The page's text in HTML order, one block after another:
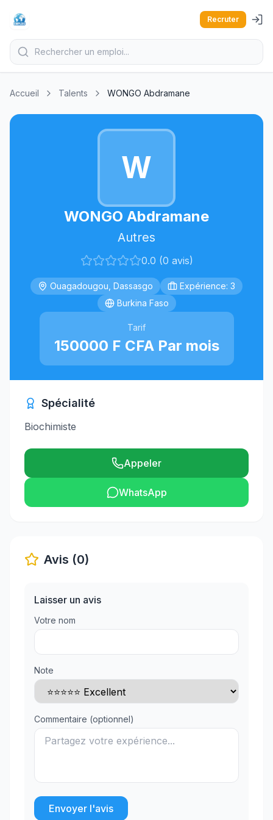
Recruter
Accueil Talents WONGO Abdramane
W
WONGO Abdramane
Autres
0.0 (0 avis)
Ouagadougou, Dassasgo
Expérience: 3
Burkina Faso
Tarif
150000 F CFA Par mois
Spécialité
Biochimiste
Appeler
WhatsApp
Avis (0)
Laisser un avis
Votre nom
Note
Commentaire (optionnel)
Envoyer l'avis